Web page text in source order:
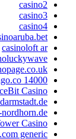
casino2
casino3
casino4
casinoloft ar
14000
Casino
Сasino
generic